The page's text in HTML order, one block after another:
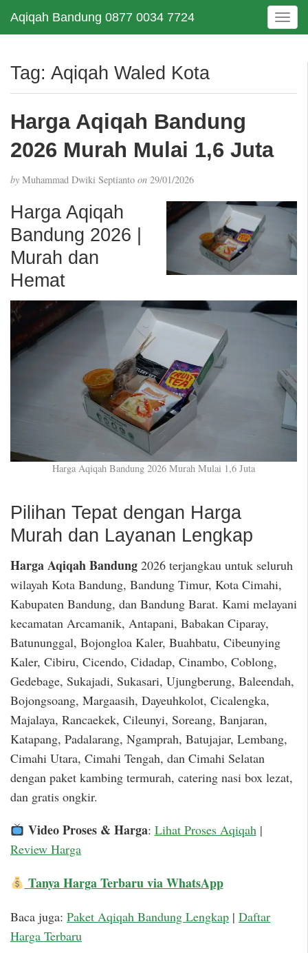
Aqiqah Bandung 0877 0034 7724
T
o
e
t
Tag: Aqiqah Waled Kota
Harga Aqiqah Bandung
2026 Murah Mulai 1,6 Juta
by Muhammad Dwiki Septianto on 29/01/2026
Harga Aqiqah
Bandung 2026 |
Murah dan
Hemat
Harga Aqiqah Bandung 2026 Murah Mulai 1,6 Juta
Pilihan Tepat dengan Harga
Murah dan Layanan Lengkap
Harga Aqiqah Bandung 2026 terjangkau untuk seluruh
wilayah Kota Bandung, Bandung Timur, Kota Cimahi,
Kabupaten Bandung, dan Bandung Barat. Kami melayani
kecamatan Arcamanik, Antapani, Babakan Ciparay,
Batununggal, Bojongloa Kaler, Buahbatu, Cibeunying
Kaler, Cibiru, Cicendo, Cidadap, Cinambo, Coblong,
Gedebage, Sukajadi, Sukasari, Ujungberung, Baleendah,
Bojongsoang, Margaasih, Dayeuhkolot, Cicalengka,
Majalaya, Rancaekek, Cileunyi, Soreang, Banjaran,
Katapang, Padalarang, Ngamprah, Batujajar, Lembang,
Cimahi Utara, Cimahi Tengah, dan Cimahi Selatan
dengan paket kambing termurah, catering nasi box lezat,
dan gratis ongkir.
Video Proses & Harga: Lihat Proses Aqiqah|
Review Harga
Tanya Harga Terbaru via WhatsApp
Baca juga: Paket Aqiqah Bandung Lengkap | Daftar
Harga Terbaru